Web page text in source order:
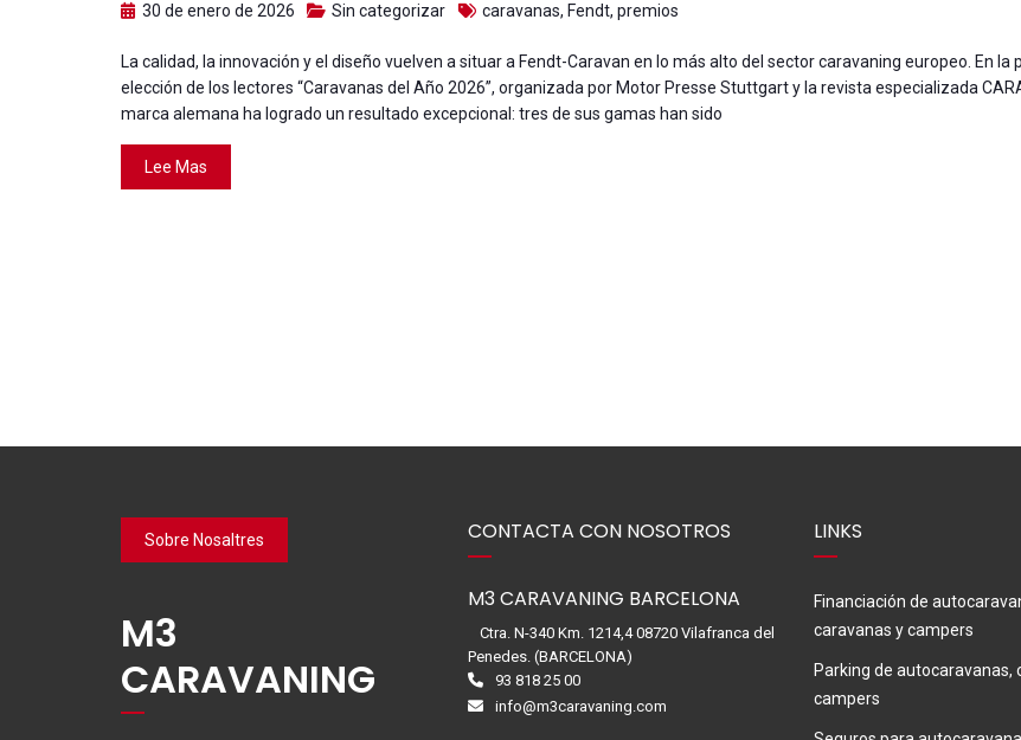
30 de enero de 2026 Sin categorizar caravanas, Fendt, premios
La calidad, la innovación y el diseño vuelven a situar a Fendt-Caravan en lo más alto del sector caravaning europeo. En la
elección de los lectores “Caravanas del Año 2026”, organizada por Motor Presse Stuttgart y la revista especializada
marca alemana ha logrado un resultado excepcional: tres de sus gamas han sido
Lee Mas
Sobre Nosaltres
M3
CARAVANING
CONTACTA CON NOSOTROS
M3 CARAVANING BARCELONA
Ctra. N-340 Km. 1214,4 08720 Vilafranca del
Penedes. (BARCELONA)
93 818 25 00
info@m3caravaning.com
LINKS
Financiación de
caravanas y campers
Parking de autocaravanas,
campers